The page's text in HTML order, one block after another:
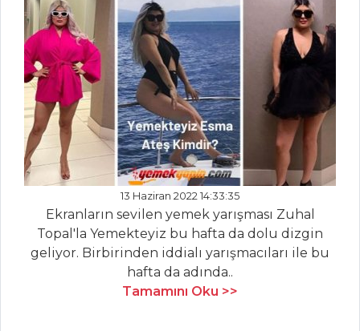
Et Yemekleri Tüm
Tarifleri
ÇORBALAR
Yayla Çorbası
Şehriyeli Tavuk
Çorbası
Sebzeli Kuskuslu
Kuru Bakla Çorbası
Çorbalar Tüm
13 Haziran 2022 14:33:35
Ekranların sevilen yemek yarışması Zuhal
Topal'la Yemekteyiz bu hafta da dolu dizgin
geliyor. Birbirinden iddialı yarışmacıları ile bu
hafta da adında..
Tamamını Oku >>